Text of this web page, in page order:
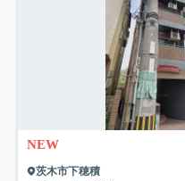
NEW
茨木市下穂積